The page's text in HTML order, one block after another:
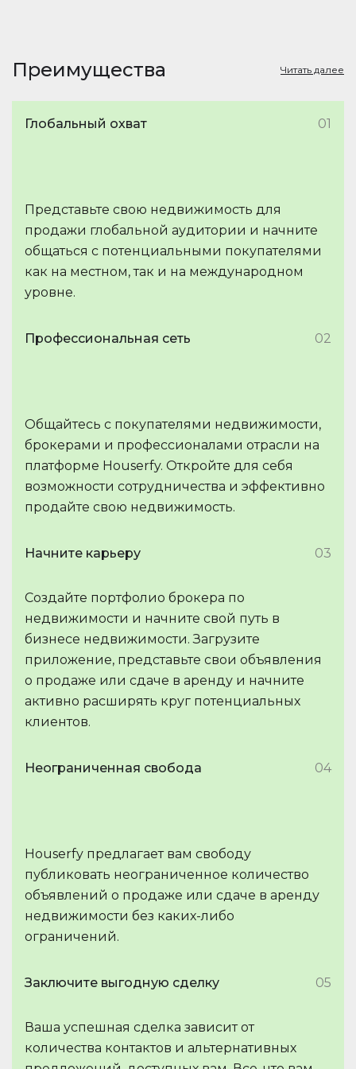
Преимущества Читать далее
Глобальный охват 01
Представьте свою недвижимость для
продажи глобальной аудитории и начните
общаться с потенциальными покупателями
как на местном, так и на международном
уровне.
Профессиональная сеть 02
Общайтесь с покупателями недвижимости,
брокерами и профессионалами отрасли на
платформе Houserfy. Откройте для себя
возможности сотрудничества и эффективно
продайте свою недвижимость.
Начните карьеру 03
Создайте портфолио брокера по
недвижимости и начните свой путь в
бизнесе недвижимости. Загрузите
приложение, представьте свои объявления
о продаже или сдаче в аренду и начните
активно расширять круг потенциальных
клиентов.
Неограниченная свобода 04
Houserfy предлагает вам свободу
публиковать неограниченное количество
объявлений о продаже или сдаче в аренду
недвижимости без каких-либо
ограничений.
Заключите выгодную сделку 05
Ваша успешная сделка зависит от
количества контактов и альтернативных